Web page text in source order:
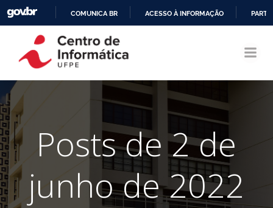
CONTEÚDO
COMUNICA BR ACESSO À INFORMAÇÃO
Posts de 2 de
junho de 2022